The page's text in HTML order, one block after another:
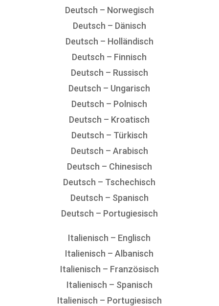
Deutsch – Norwegisch
Deutsch – Dänisch
Deutsch – Holländisch
Deutsch – Finnisch
Deutsch – Russisch
Deutsch – Ungarisch
Deutsch – Polnisch
Deutsch – Kroatisch
Deutsch – Türkisch
Deutsch – Arabisch
Deutsch – Chinesisch
Deutsch – Tschechisch
Deutsch – Spanisch
Deutsch – Portugiesisch
Italienisch – Englisch
Italienisch – Albanisch
Italienisch – Französisch
Italienisch – Spanisch
Italienisch – Portugiesisch